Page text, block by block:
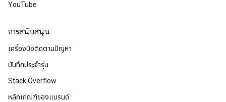
YouTube
การสนับสนุน
เครื่องมือติดตามปัญหา
บันทึกประจำรุ่น
Stack Overflow
หลักเกณฑ์ของแบรนด์